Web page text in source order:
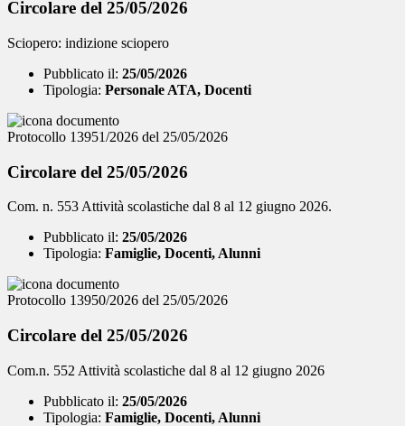
Circolare del 25/05/2026
Sciopero: indizione sciopero
Pubblicato il: 25/05/2026
Tipologia: Personale ATA, Docenti
Protocollo 13951/2026 del 25/05/2026
Circolare del 25/05/2026
Com. n. 553 Attività scolastiche dal 8 al 12 giugno 2026.
Pubblicato il: 25/05/2026
Tipologia: Famiglie, Docenti, Alunni
Protocollo 13950/2026 del 25/05/2026
Circolare del 25/05/2026
Com.n. 552 Attività scolastiche dal 8 al 12 giugno 2026
Pubblicato il: 25/05/2026
Tipologia: Famiglie, Docenti, Alunni